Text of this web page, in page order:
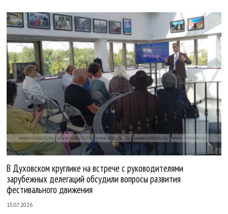
В Духовском круглике на встрече с руководителями
зарубежных делегаций обсудили вопросы развития
фестивального движения
15.07.2026